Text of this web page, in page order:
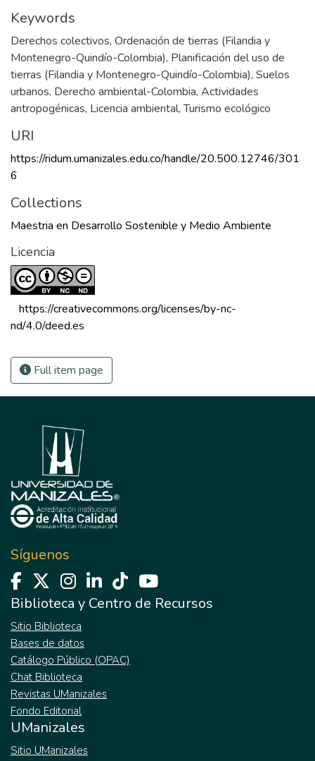
Keywords
Derechos colectivos, Ordenación de tierras (Filandia y
Montenegro-Quindío-Colombia), Planificación del uso de
tierras (Filandia y Montenegro-Quindío-Colombia), Suelos
urbanos, Derecho ambiental-Colombia, Actividades
antropogénicas, Licencia ambiental,Turismo ecológico
URI
https://ridum.umanizales.edu.co/handle/20.500.12746/301
6
Collections
Maestria en Desarrollo Sostenible y Medio Ambiente
Licencia
https://creativecommons.org/licenses/by-nc-
nd/4.0/deed.es
Full item page
Síguenos
Biblioteca y Centro de Recursos
Sitio Biblioteca
Bases de datos
Catálogo Público (OPAC)
Chat Biblioteca
Revistas UManizales
Fondo Editorial
UManizales
Sitio UManizales